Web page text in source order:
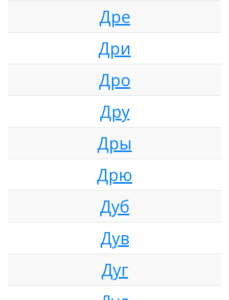
Дре
Дри
Дро
Дру
Дры
Дрю
Дуб
Дув
Дуг